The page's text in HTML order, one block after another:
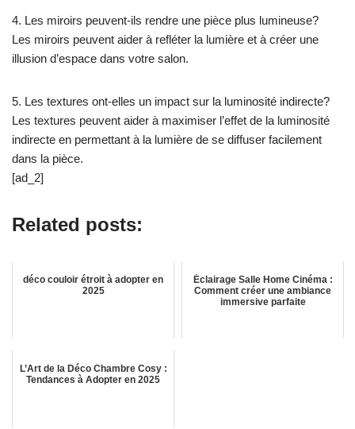
4. Les miroirs peuvent-ils rendre une pièce plus lumineuse?
Les miroirs peuvent aider à refléter la lumière et à créer une
illusion d’espace dans votre salon.
5. Les textures ont-elles un impact sur la luminosité indirecte?
Les textures peuvent aider à maximiser l’effet de la luminosité
indirecte en permettant à la lumière de se diffuser facilement
dans la pièce.
[ad_2]
Related posts:
déco couloir étroit à adopter en
2025
Éclairage Salle Home Cinéma :
Comment créer une ambiance
immersive parfaite
L’Art de la Déco Chambre Cosy :
Tendances à Adopter en 2025